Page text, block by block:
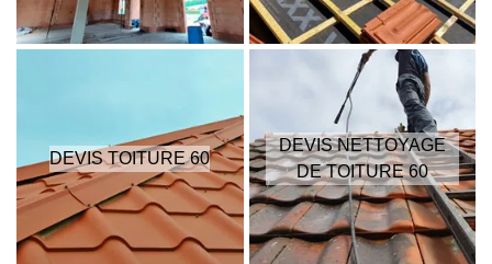
DEVIS TOITURE 60
DEVIS NETTOYAGE
DE TOITURE 60